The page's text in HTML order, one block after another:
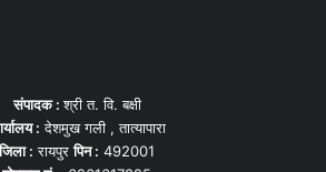
संपादक :श्री त. वि. बक्षी
: देशमुख गली , तात्यापारा
जिला : रायपुरपिन : 492001